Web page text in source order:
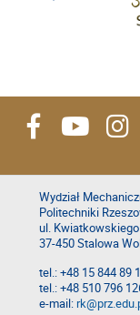
Wydział
Politechniki
ul.
37-450 Stalowa
tel.: +48 15 844 89
tel.: +48 510 796
e-mail: